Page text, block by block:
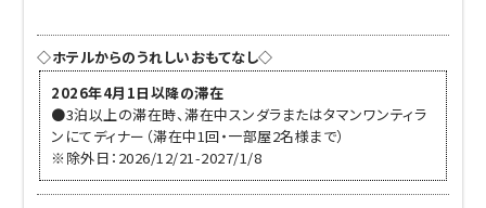
◇ホテルからのうれしいおもてなし◇
2026年4月1日以降の滞在
●3泊以上の滞在時、滞在中スンダラまたはタマンワンティラ
ンにてディナー（滞在中1回・一部屋2名様まで）
※除外日：2026/12/21-2027/1/8